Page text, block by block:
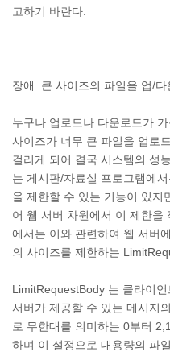
고하기 바란다.
장애. 큰 사이즈의 파일을 업/
누구나 업로드나 다운로드가
사이즈가 너무 큰 파일을 업로
걸리게 되어 결국 시스템의 성
는 게시판/자료실 프로그램에
을 제한할 수 있는 기능이 있지
어 웹 서버 차원에서 이 제한을
에서는 이와 관련하여 웹 서버
의 사이즈를 제한하는
LimitRequestBody 는 클라이
서버가 제공할 수 있는 메시지
로 무한대를 의미하는 0부터
하며 이 설정으로 대용량의 파